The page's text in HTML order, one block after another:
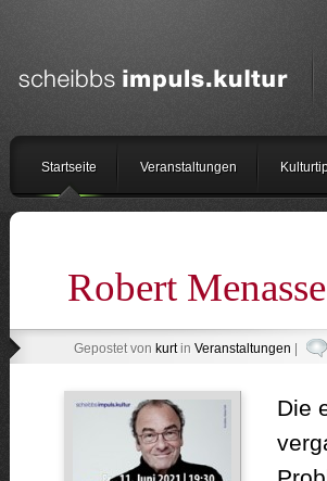
Startseite Veranstaltungen
Robert Menasse
Gepostet von kurtin Veranstaltungen
Die